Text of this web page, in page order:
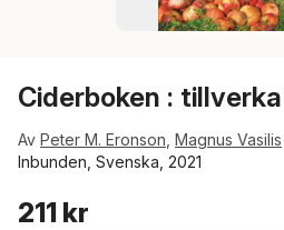
Ciderboken :
Av Peter M. Eronson Magnus Vasilis
Inbunden, Svenska, 2021
211 kr